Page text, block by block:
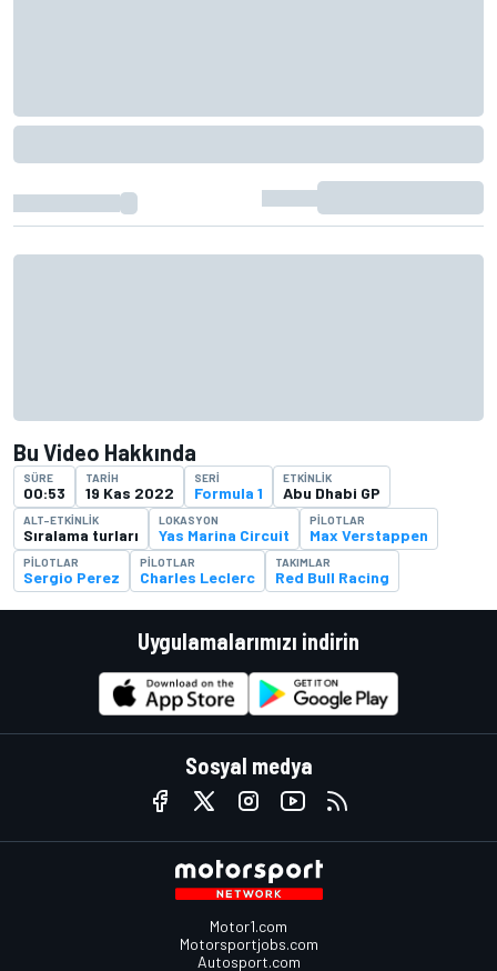
Bu Video Hakkında
SÜRE
00:53
TARIH
19 Kas 2022
SERI
Formula 1
ETKINLIK
Abu Dhabi GP
ALT-ETKINLIK
Sıralama turları
LOKASYON
Yas Marina Circuit
PILOTLAR
Max Verstappen
PILOTLAR
Sergio Perez
PILOTLAR
Charles Leclerc
TAKIMLAR
Red Bull Racing
Uygulamalarımızı indirin
Sosyal medya
Motor1.com
Motorsportjobs.com
Autosport.com